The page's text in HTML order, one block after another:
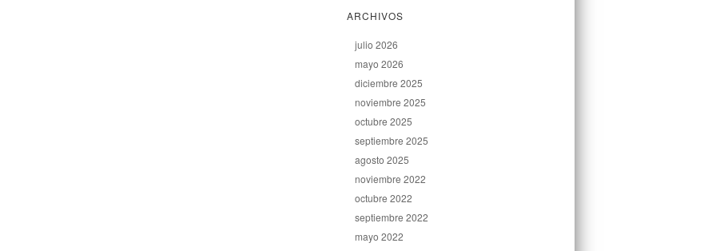
ARCHIVOS
julio 2026
mayo 2026
diciembre 2025
noviembre 2025
octubre 2025
septiembre 2025
agosto 2025
noviembre 2022
octubre 2022
septiembre 2022
mayo 2022